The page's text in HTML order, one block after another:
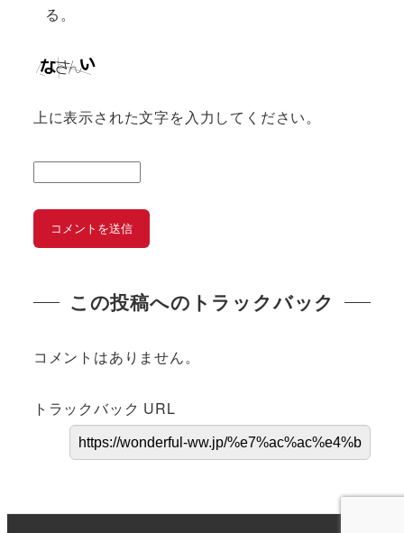
る。
上に表示された文字を入力してください。
この投稿へのトラックバック
コメントはありません。
トラックバック URL